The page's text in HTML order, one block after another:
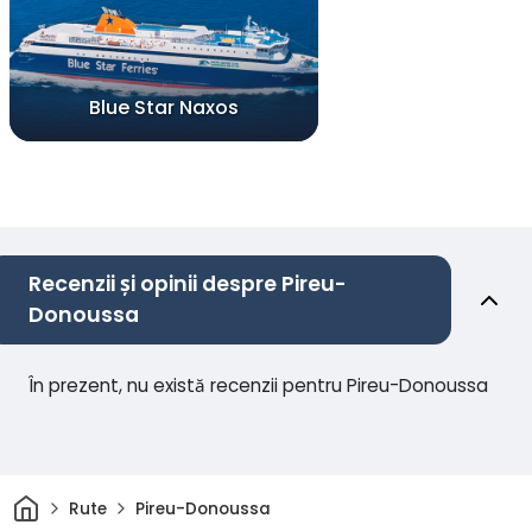
Blue Star Naxos
Recenzii și opinii despre Pireu-
Donoussa
În prezent, nu există recenzii pentru Pireu-Donoussa
AcasăRute Pireu-Donoussa